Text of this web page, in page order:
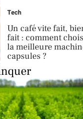
Tech
Un café vite fait,
fait : comment
la meilleure
capsules ?